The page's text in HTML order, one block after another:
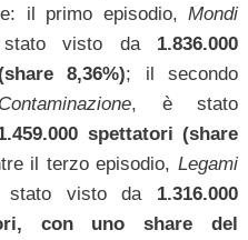
il primo episodio, Mondi
visto da 1.836.000
8,36%); il secondo
Contaminazione, è stato
spettatori (share
il terzo episodio, Legami
visto da 1.316.000
con uno share del